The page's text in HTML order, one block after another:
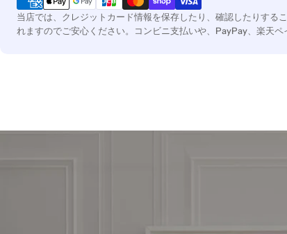
方
法
当店では、クレジットカード情報を保存したり、確認したりする
れますのでご安心ください。コンビニ支払いや、PayPay、楽天